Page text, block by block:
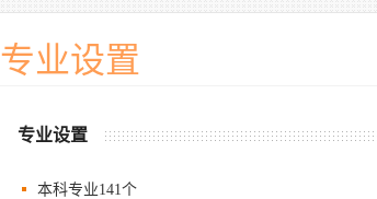
专业设置
专业设置
本科专业141个